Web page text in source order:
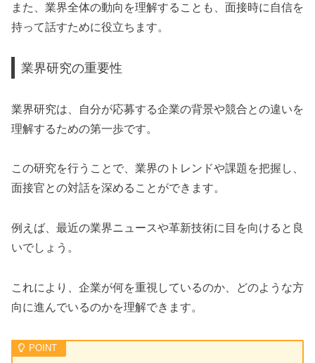
また、業界全体の動向を理解することも、面接時に自信を
持って話すために役立ちます。
業界研究の重要性
業界研究は、自分が応募する企業の背景や競合との違いを
理解するための第一歩です。
この研究を行うことで、業界のトレンドや課題を把握し、
面接官との対話を深めることができます。
例えば、最近の業界ニュースや革新技術に目を向けると良
いでしょう。
これにより、企業が何を重視しているのか、どのような方
向に進んでいるのかを理解できます。